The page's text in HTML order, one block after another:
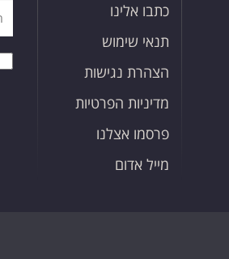
כתבו אלינו
תנאי שימוש
הצהרת נגישות
מדיניות הפרטיות
פרסמו אצלנו
מייל אדום